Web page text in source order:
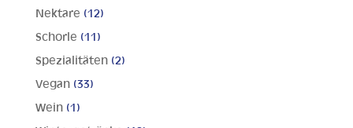
Nektare (12)
Schorle (11)
Spezialitäten (2)
Vegan (33)
Wein (1)